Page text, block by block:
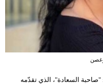
السعادة"، الذي تقدّمه